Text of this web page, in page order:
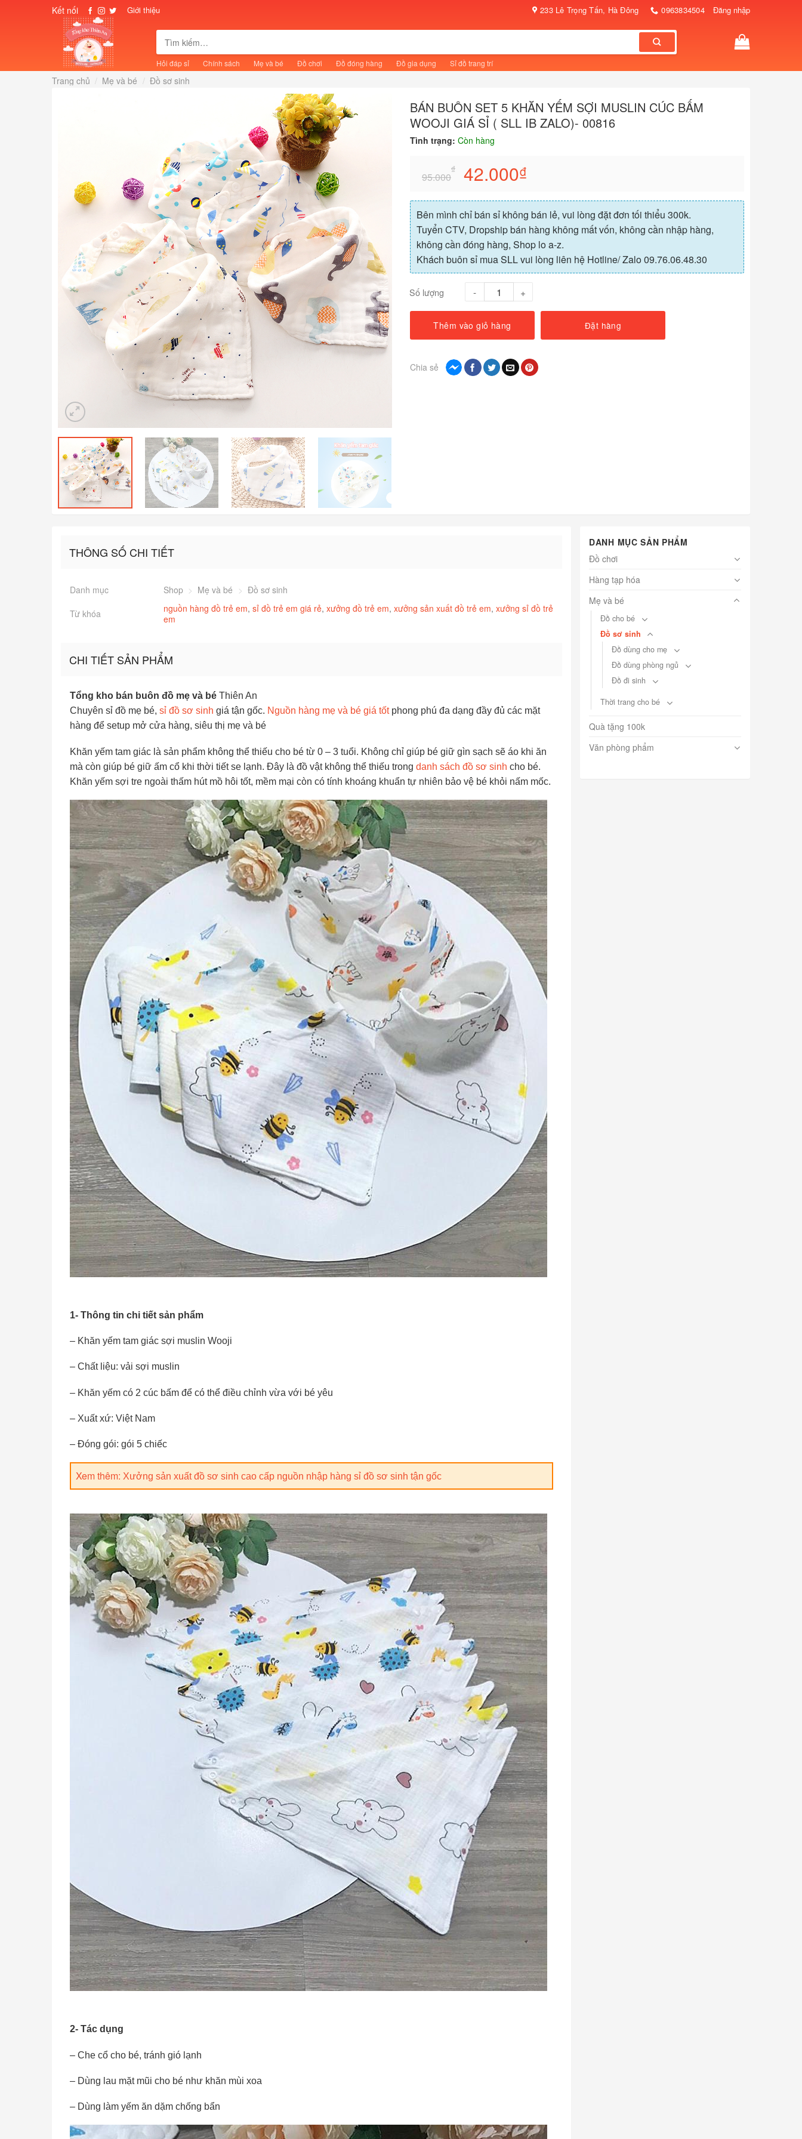
Kết nối Giới thiệu 233 Lê Trọng Tấn, Hà Đông 0963834504 Đăng nhập
kiếm:
Hỏi đáp sỉ Chính sách Mẹ và bé Đồ chơi Đồ đóng hàng Đồ gia dụng Sỉ đồ trang trí
Trang chủ / Mẹ và bé / Đồ sơ sinh
BÁN BUÔN SET 5 KHĂN YẾM SỢI MUSLIN CÚC BẤM
WOOJI GIÁ SỈ ( SLL IB ZALO)- 00816
Tình trạng: Còn hàng
95.000
₫ 42.000₫
Bên mình chỉ bán sỉ không bán lẻ, vui lòng đặt đơn tối thiểu 300k.
Tuyển CTV, Dropship bán hàng không mất vốn, không cần nhập hàng,
không cần đóng hàng, Shop lo a-z.
Khách buôn sỉ mua SLL vui lòng liên hệ Hotline/ Zalo 09.76.06.48.30
Số lượng
Thêm vào giỏ hàng Đặt hàng
Chia sẻ
THÔNG SỐ CHI TIẾT
Danh mục Shop > Mẹ và bé > Đồ sơ sinh
Từ khóa
nguồn hàng đồ trẻ em, sỉ đồ trẻ em giá rẻ, xưởng đồ trẻ em, xưởng sản xuất đồ trẻ em, xưởng sỉ đồ trẻ
em
CHI TIẾT SẢN PHẨM
Tổng kho bán buôn đồ mẹ và bé Thiên An
Chuyên sỉ đồ mẹ bé, sỉ đồ sơ sinh giá tận gốc. Nguồn hàng mẹ và bé giá tốtphong phú đa dạng đầy đủ các mặt
hàng để setup mở cửa hàng, siêu thị mẹ và bé
Khăn yếm tam giác là sản phẩm không thể thiếu cho bé từ 0 – 3 tuổi. Không chỉ giúp bé giữ gìn sạch sẽ áo khi ăn
mà còn giúp bé giữ ấm cổ khi thời tiết se lạnh. Đây là đồ vật không thể thiếu trong danh sách đồ sơ sinh cho bé.
Khăn yếm sợi tre ngoài thấm hút mồ hôi tốt, mềm mại còn có tính khoáng khuẩn tự nhiên bảo vệ bé khỏi nấm mốc.
1- Thông tin chi tiết sản phẩm
– Khăn yếm tam giác sợi muslin Wooji
– Chất liệu: vải sợi muslin
– Khăn yếm có 2 cúc bấm để có thể điều chỉnh vừa với bé yêu
– Xuất xứ: Việt Nam
– Đóng gói: gói 5 chiếc
Xem thêm: Xưởng sản xuất đồ sơ sinh cao cấp nguồn nhập hàng sỉ đồ sơ sinh tận gốc
2- Tác dụng
– Che cổ cho bé, tránh gió lạnh
– Dùng lau mặt mũi cho bé như khăn mùi xoa
– Dùng làm yếm ăn dặm chống bẩn
DANH MỤC SẢN PHẨM
Đồ chơi
Hàng tạp hóa
Mẹ và bé
Đồ cho bé
Đồ sơ sinh
Đồ dùng cho mẹ
Đồ dùng phòng ngủ
Đồ đi sinh
Thời trang cho bé
Quà tặng 100k
Văn phòng phẩm